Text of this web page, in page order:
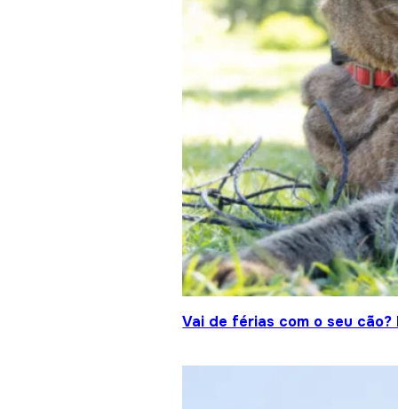
Vai de férias com o seu